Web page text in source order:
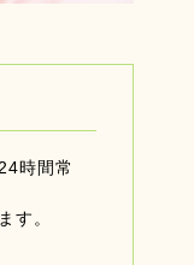
時間常
す。